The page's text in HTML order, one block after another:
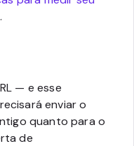
— e esse
enviar o
quanto para o
de